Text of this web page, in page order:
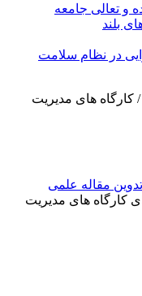
و تعالی جامعه
بلند
در نظام سلامت
/ کارگاه های مدیریت
تدوین مقاله علمی
کارگاه های مدیریت